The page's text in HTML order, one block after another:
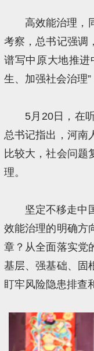
高效能治理，
考察，总书记强调
谱写中原大地推进
生、加强社会治理”
5月20日，在
总书记指出，河南
比较大，社会问题
理。
坚定不移走中
效能治理的明确方
章？从全面落实党
基层、强基础、固
盯牢风险隐患排查